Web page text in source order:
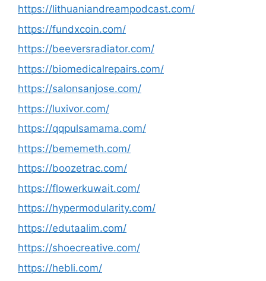
https://lithuaniandreampodcast.com/
https://fundxcoin.com/
https://beeversradiator.com/
https://biomedicalrepairs.com/
https://salonsanjose.com/
https://luxivor.com/
https://qqpulsamama.com/
https://bememeth.com/
https://boozetrac.com/
https://flowerkuwait.com/
https://hypermodularity.com/
https://edutaalim.com/
https://shoecreative.com/
https://hebli.com/